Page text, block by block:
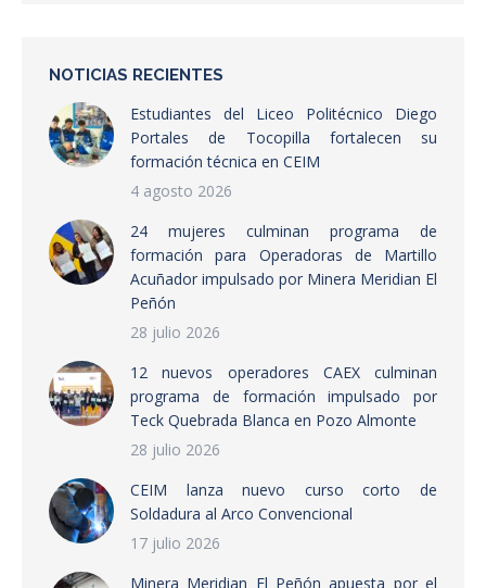
NOTICIAS RECIENTES
Estudiantes del Liceo Politécnico Diego
Portales de Tocopilla fortalecen su
formación técnica en CEIM
4 agosto 2026
24 mujeres culminan programa de
formación para Operadoras de Martillo
Acuñador impulsado por Minera Meridian El
Peñón
28 julio 2026
12 nuevos operadores CAEX culminan
programa de formación impulsado por
Teck Quebrada Blanca en Pozo Almonte
28 julio 2026
CEIM lanza nuevo curso corto de
Soldadura al Arco Convencional
17 julio 2026
Minera Meridian El Peñón apuesta por el